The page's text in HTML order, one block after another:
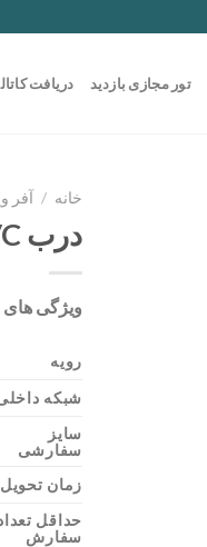
تور مجازی بازدید دریافت
خانه / آفر
درب PVC کد 61
ویژگی
رویه
شبکه
سایز
سفارشی
زمان تحویل
حداقل
سفارش